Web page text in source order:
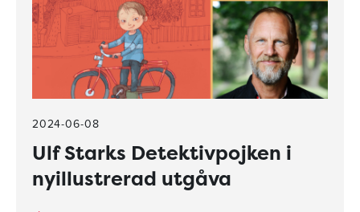
2024-06-08
Ulf Starks Detektivpojken i
nyillustrerad utgåva